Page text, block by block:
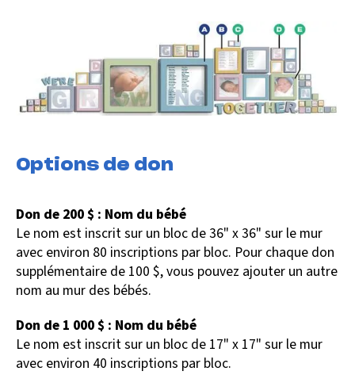
Options de don
Don de 200 $ : Nom du bébé
Le nom est inscrit sur un bloc de 36" x 36" sur le mur
avec environ 80 inscriptions par bloc. Pour chaque don
supplémentaire de 100 $, vous pouvez ajouter un autre
nom au mur des bébés.
Don de 1 000 $ : Nom du bébé
Le nom est inscrit sur un bloc de 17" x 17" sur le mur
avec environ 40 inscriptions par bloc.